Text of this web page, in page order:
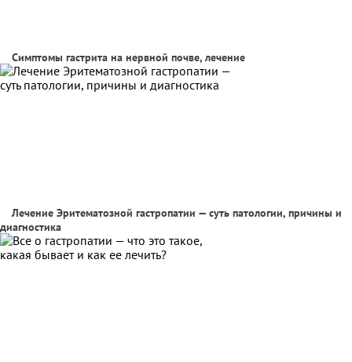
Симптомы гастрита на нервной почве, лечение
Лечение Эритематозной гастропатии — суть патологии, причины и
диагностика